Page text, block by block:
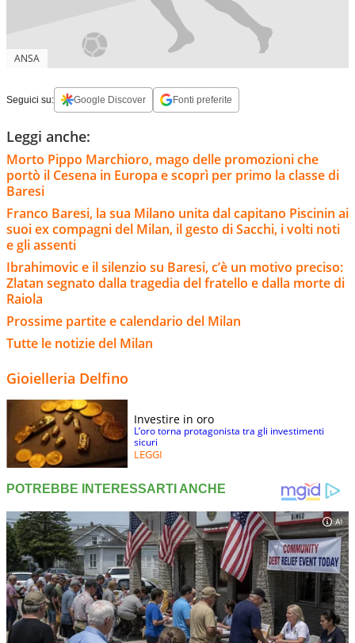
ANSA
Seguici su: Google Discover Fonti preferite
Leggi anche:
Morto Pippo Marchioro, mago delle promozioni che
portò il Cesena in Europa e scoprì per primo la classe di
Baresi
Franco Baresi, la sua Milano unita dal capitano Piscinin ai
suoi ex compagni del Milan, il gesto di Sacchi, i volti noti
e gli assenti
Ibrahimovic e il silenzio su Baresi, c’è un motivo preciso:
Zlatan segnato dalla tragedia del fratello e dalla morte di
Raiola
Prossime partite e calendario del Milan
Tutte le notizie del Milan
Gioielleria Delfino
Investire in oro
L’oro torna protagonista tra gli investimenti
sicuri
LEGGI